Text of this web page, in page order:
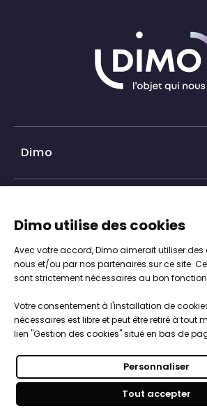
Dimo utilise des cookies
Avec votre accord, Dimo aimerait utiliser
nous et/ou par nos partenaires sur ce site.
sont strictement nécessaires au bon
Votre consentement à l'installation de
nécessaires est libre et peut être retiré à tout
lien "Gestion des cookies" situé en bas de
Tout accepter
Personnaliser
Dimo
Historique DIMO
Nos agences
Catalogue objets publicitaires
Expertise, conseil et service client
Personnalisation de vos objets
Engagements, Normes & Sécurité
Studios PAO intégré
Vos objets 100% sur-mesure
Votre boutique clés en main
Informations
CGV
Mentions légales
Politique de cookies
Paiements sécurisés
Notre démarche RSE
Nous intégrons les enjeux du
dans la stratégies de notre entreprise
démarche RSE.
Dimo © tous droits réservés